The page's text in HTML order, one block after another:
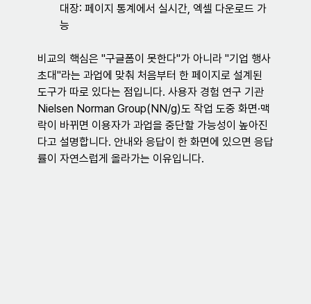
대장: 페이지 통계에서 실시간, 엑셀 다운로드 가
능
비교의 핵심은 "구글폼이 못한다"가 아니라 "기업 행사
초대"라는 과업에 맞춰 처음부터 한 페이지로 설계된
도구가 따로 있다는 점입니다. 사용자 경험 연구 기관
Nielsen Norman Group(NN/g)도 작업 도중 화면·맥
락이 바뀌면 이용자가 과업을 중단할 가능성이 높아진
다고 설명합니다. 안내와 응답이 한 화면에 있으면 응답
률이 자연스럽게 올라가는 이유입니다.